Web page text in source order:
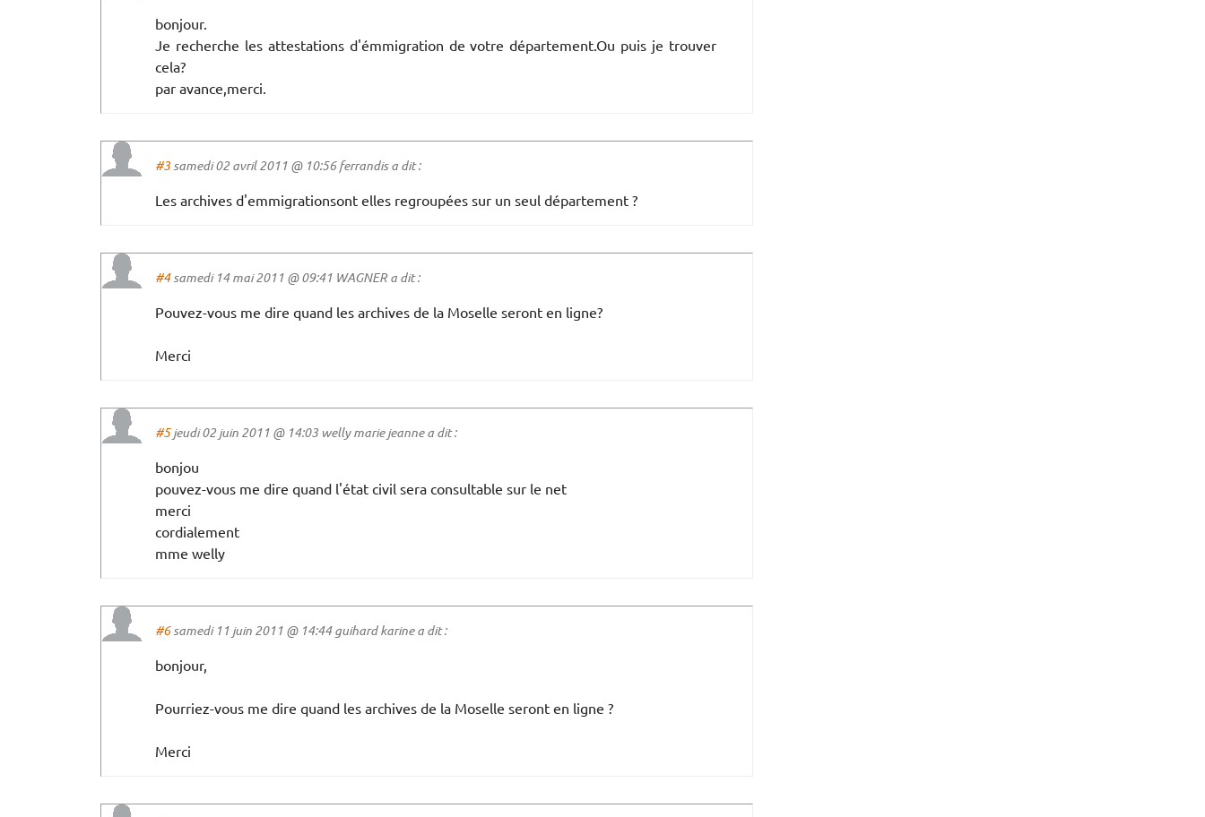
bonjour.
Je recherche les attestations d'émmigration de votre département.Ou puis je trouver
cela?
par avance,merci.
#3 samedi 02 avril 2011 @ 10:56 ferrandis a dit :
Les archives d'emmigrationsont elles regroupées sur un seul département ?
#4samedi 14 mai 2011 @ 09:41 WAGNER a dit :
Pouvez-vous me dire quand les archives de la Moselle seront en ligne?
Merci
#5jeudi 02 juin 2011 @ 14:03 welly marie jeanne a dit :
bonjou
pouvez-vous me dire quand l'état civil sera consultable sur le net
merci
cordialement
mme welly
#6samedi 11 juin 2011 @ 14:44 guihard karine a dit :
bonjour,
Pourriez-vous me dire quand les archives de la Moselle seront en ligne ?
Merci